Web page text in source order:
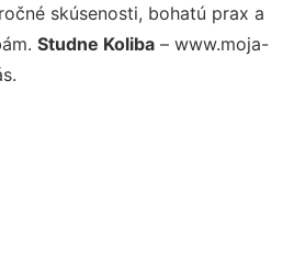
skúsenosti, bohatú prax a
Studne Koliba – www.moja-